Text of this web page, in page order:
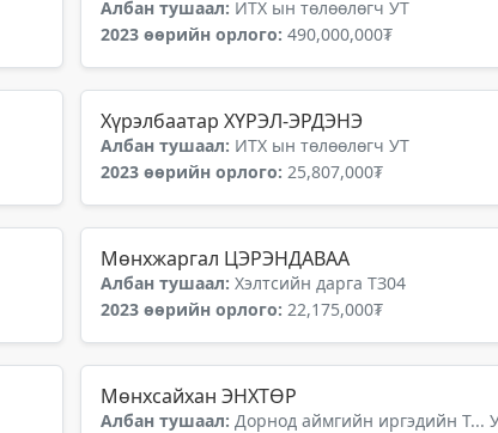
Албан тушаал: ИТХ ын төлөөлөгч УТ
2023 өөрийн орлого: 490,000,000₮
Хүрэлбаатар ХҮРЭЛ-ЭРДЭНЭ
Албан тушаал: ИТХ ын төлөөлөгч УТ
2023 өөрийн орлого: 25,807,000₮
Мөнхжаргал ЦЭРЭНДАВАА
Албан тушаал: Хэлтсийн дарга ТЗ04
2023 өөрийн орлого: 22,175,000₮
Мөнхсайхан ЭНХТӨР
Албан тушаал: Дорнод аймгийн иргэдийн Т...